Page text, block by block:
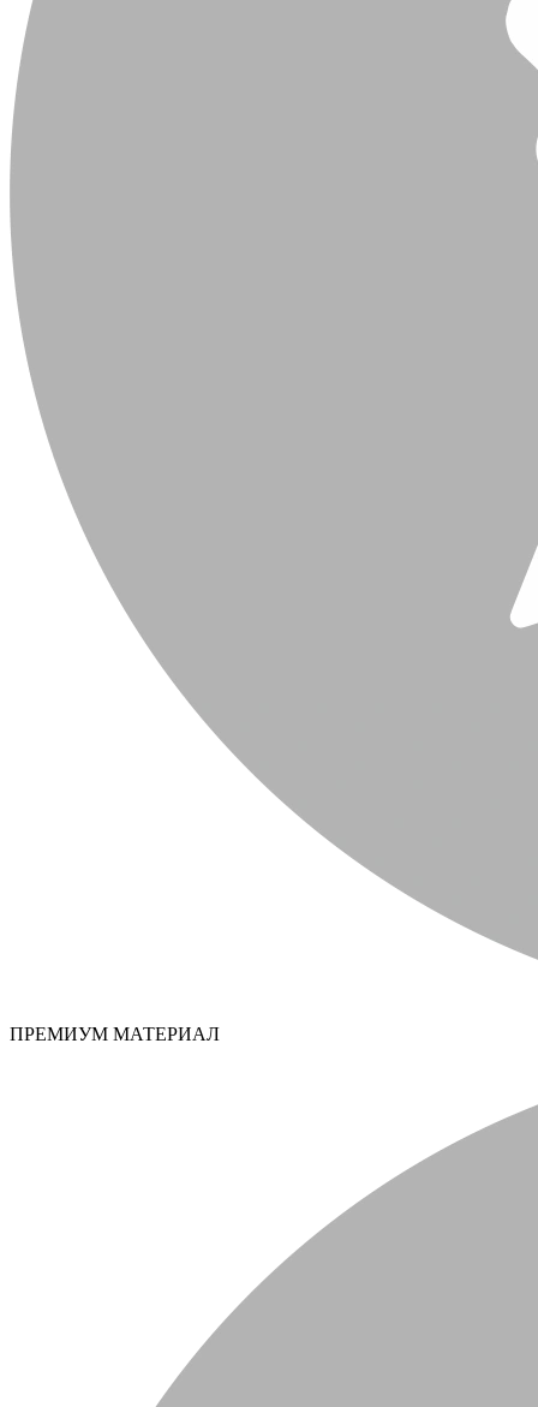
ПРЕМИУМ МАТЕРИАЛ